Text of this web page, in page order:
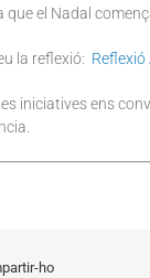
que el Nadal
la reflexió: Reflexió
iniciatives ens
ho